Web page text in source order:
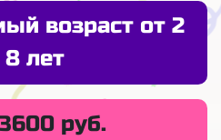
возраст от 2
лет
руб.